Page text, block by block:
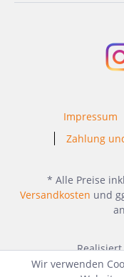
Impressum
Zahlung
* Alle Preise
Versandkosten und
Wir verwenden